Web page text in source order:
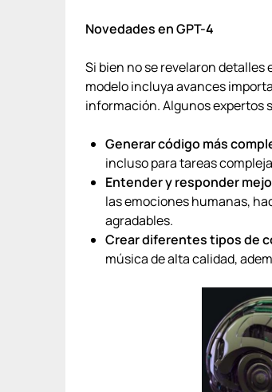
Novedades en GPT-4
Si bien no se revelaron detalles
modelo incluya avances
información. Algunos expertos
Generar código más
incluso para tareas
Entender y responder
las emociones humanas,
agradables.
Crear diferentes tipos de
música de alta calidad,